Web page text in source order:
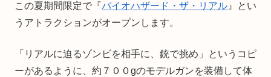
この夏期間限定で『バイオハザード・ザ・リアル 』とい
うアトラクションがオープンします。
「リアルに迫るゾンビを相手に、銃で挑め」というコピ
ーがあるように、約７００gのモデルガンを装備して体